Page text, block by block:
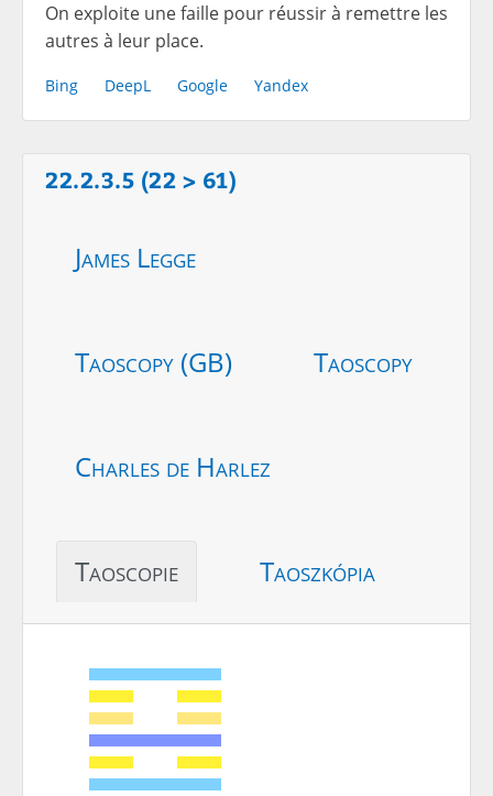
On exploite une faille pour réussir à remettre les
autres à leur place.
Bing DeepL Google Yandex
22.2.3.5 (22 > 61)
James Legge
Taoscopy (GB) Taoscopy
Charles de Harlez
Taoscopie Taoszkópia